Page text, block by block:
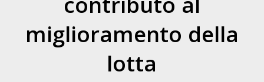
miglioramento della
lotta